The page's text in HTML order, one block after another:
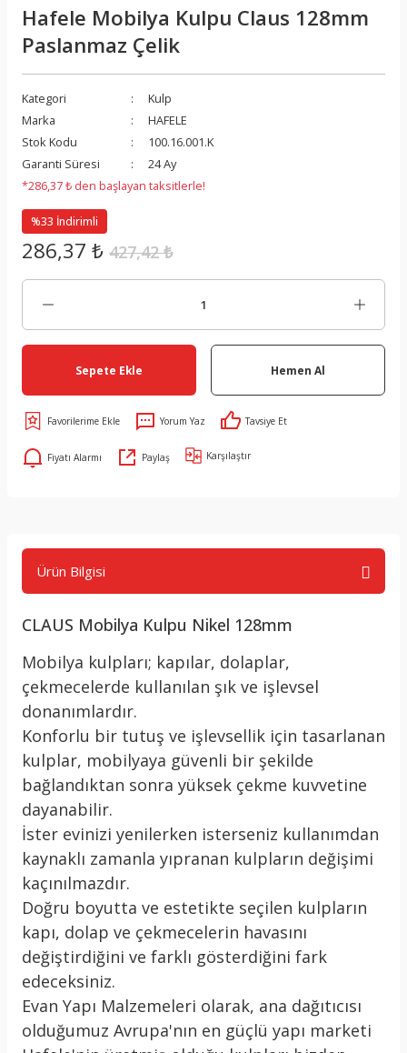
Hafele Mobilya Kulpu Claus 128mm
Paslanmaz Çelik
Kategori
Kulp
Marka
HAFELE
Stok Kodu
100.16.001.K
Garanti Süresi
24 Ay
*286,37 ₺ den başlayan taksitlerle!
%33 İndirimli
286,37 ₺ 427,42 ₺
Sepete Ekle Hemen Al
Yorum Yaz Tavsiye Et
Fiyatı Alarmı Paylaş Karşılaştır
Ürün Bilgisi
CLAUS Mobilya Kulpu Nikel 128mm
Mobilya kulpları; kapılar, dolaplar,
çekmecelerde kullanılan şık ve işlevsel
donanımlardır.
Konforlu bir tutuş ve işlevsellik için tasarlanan
kulplar, mobilyaya güvenli bir şekilde
bağlandıktan sonra yüksek çekme kuvvetine
dayanabilir.
İster evinizi yenilerken isterseniz kullanımdan
kaynaklı zamanla yıpranan kulpların değişimi
kaçınılmazdır.
Doğru boyutta ve estetikte seçilen kulpların
kapı, dolap ve çekmecelerin havasını
değiştirdiğini ve farklı gösterdiğini fark
edeceksiniz.
Evan Yapı Malzemeleri olarak, ana dağıtıcısı
olduğumuz Avrupa'nın en güçlü yapı marketi